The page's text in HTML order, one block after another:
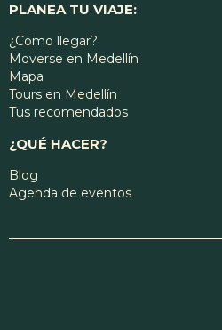
PLANEA TU VIAJE:
¿Cómo llegar?
Moverse en Medellín
Mapa
Tours en Medellín
Tus recomendados
¿QUÉ HACER?
Blog
Agenda de eventos